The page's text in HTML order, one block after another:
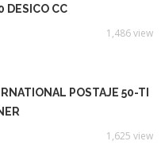
DESICO CC
1,486 view
POSTAJE 50-TI
1,625 view